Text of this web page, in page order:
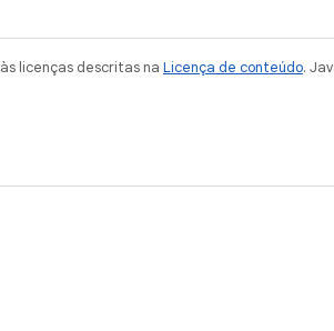
licenças descritas na Licença de conteúdo.